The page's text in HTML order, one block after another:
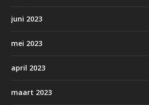
juni 2023
mei 2023
april 2023
maart 2023